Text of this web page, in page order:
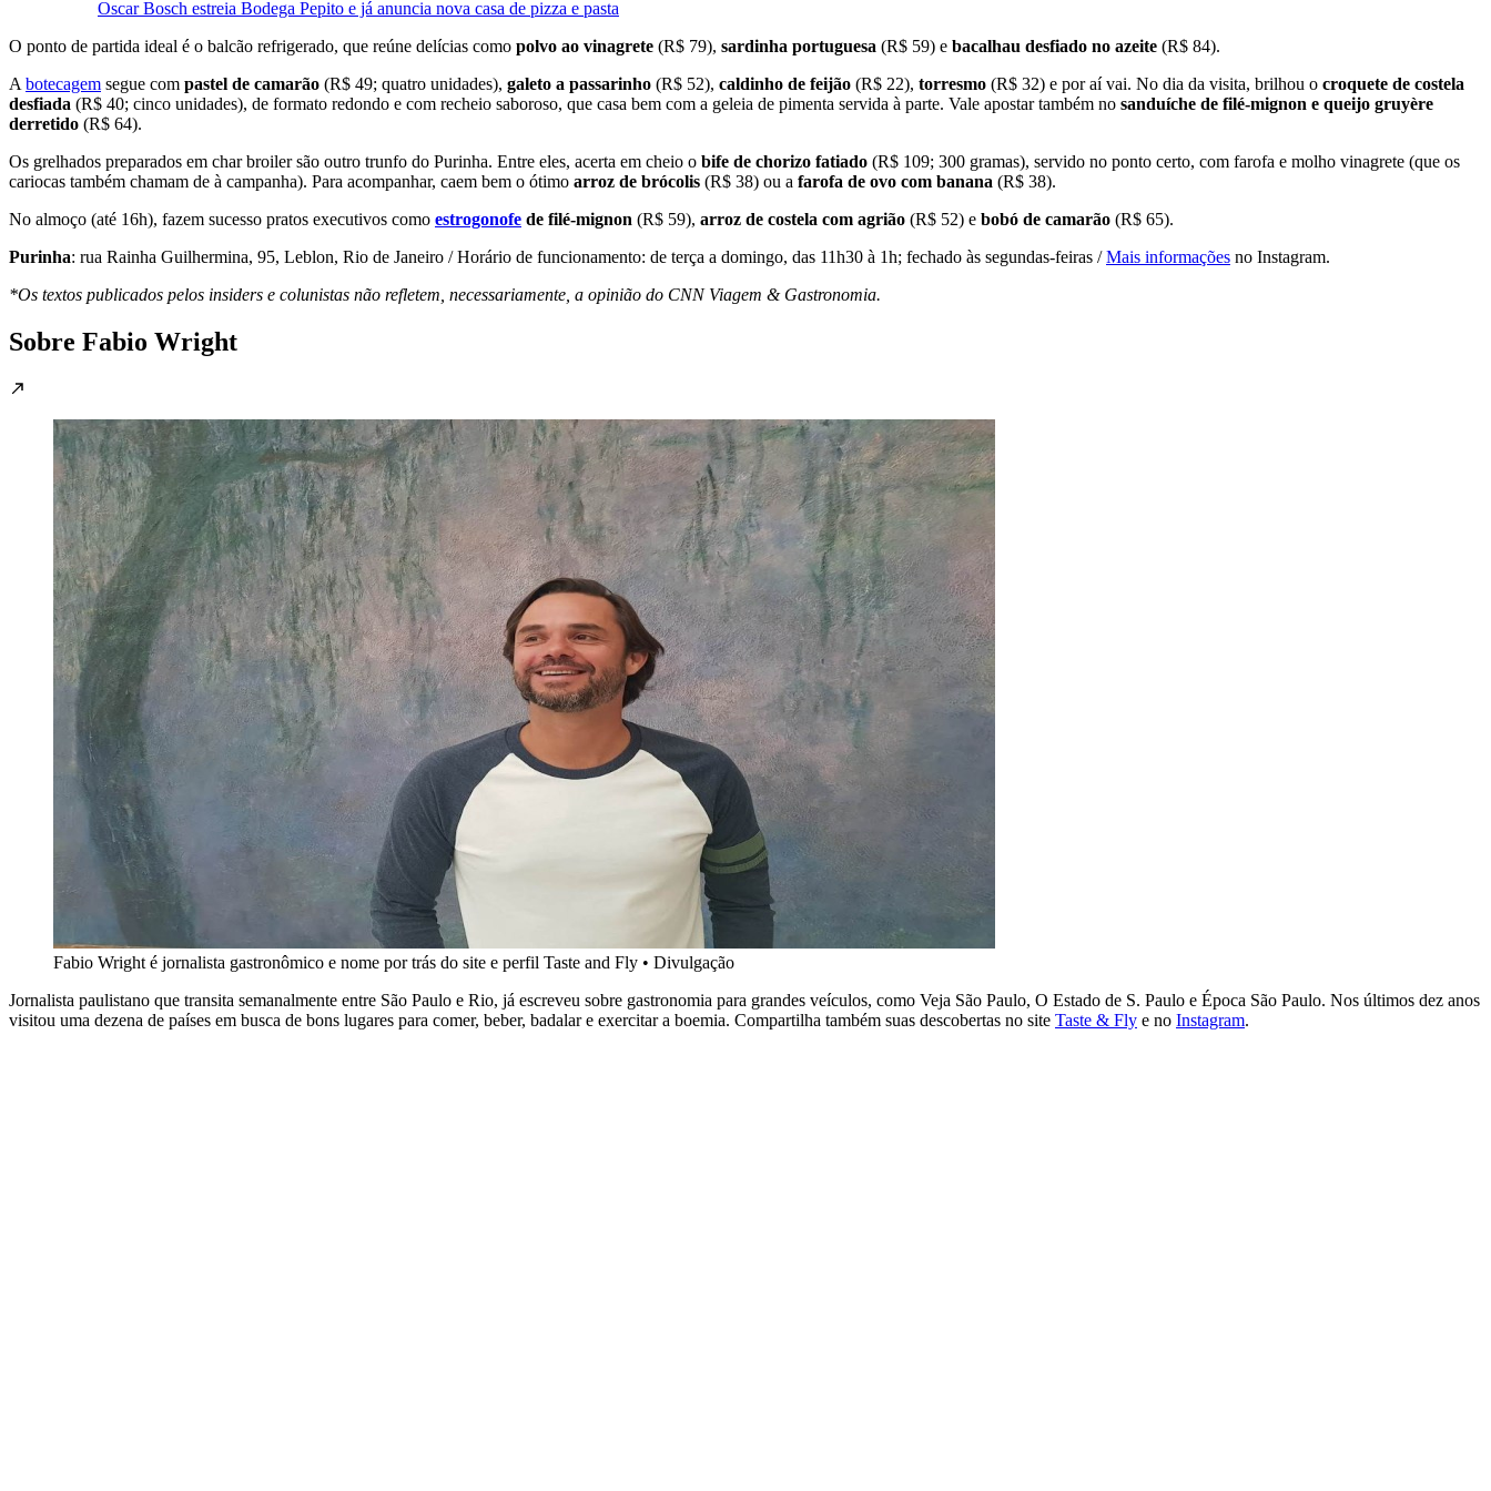
Oscar Bosch estreia Bodega Pepito e já anuncia nova casa de pizza e pasta
O ponto de partida ideal é o balcão refrigerado, que reúne delícias como polvo ao vinagrete (R$ 79), sardinha portuguesa (R$ 59) e bacalhau desfiado no azeite (R$ 84).
A botecagem segue com pastel de camarão (R$ 49; quatro unidades), galeto a passarinho (R$ 52), caldinho de feijão (R$ 22), torresmo (R$ 32) e por aí vai. No dia da visita, brilhou o croquete de costela
desfiada (R$ 40; cinco unidades), de formato redondo e com recheio saboroso, que casa bem com a geleia de pimenta servida à parte. Vale apostar também no sanduíche de filé-mignon e queijo gruyère
derretido (R$ 64).
Os grelhados preparados em char broiler são outro trunfo do Purinha. Entre eles, acerta em cheio o bife de chorizo fatiado (R$ 109; 300 gramas), servido no ponto certo, com farofa e molho vinagrete (que os
cariocas também chamam de à campanha). Para acompanhar, caem bem o ótimo arroz de brócolis (R$ 38) ou a farofa de ovo com banana (R$ 38).
No almoço (até 16h), fazem sucesso pratos executivos como estrogonofe de filé-mignon (R$ 59), arroz de costela com agrião (R$ 52) e bobó de camarão (R$ 65).
Purinha: rua Rainha Guilhermina, 95, Leblon, Rio de Janeiro / Horário de funcionamento: de terça a domingo, das 11h30 à 1h; fechado às segundas-feiras /Mais informações no Instagram.
*Os textos publicados pelos insiders e colunistas não refletem, necessariamente, a opinião do CNN Viagem & Gastronomia.
Sobre Fabio Wright
Fabio Wright é jornalista gastronômico e nome por trás do site e perfil Taste and Fly • Divulgação
Jornalista paulistano que transita semanalmente entre São Paulo e Rio, já escreveu sobre gastronomia para grandes veículos, como Veja São Paulo, O Estado de S. Paulo e Época São Paulo. Nos últimos dez anos
visitou uma dezena de países em busca de bons lugares para comer, beber, badalar e exercitar a boemia. Compartilha também suas descobertas no site Taste & Fly e no Instagram.